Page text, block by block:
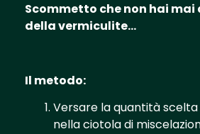
Scommetto che non hai
della vermiculite...
Il metodo:
Versare la quantità
nella ciotola di